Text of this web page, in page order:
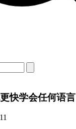
快学会任何语言